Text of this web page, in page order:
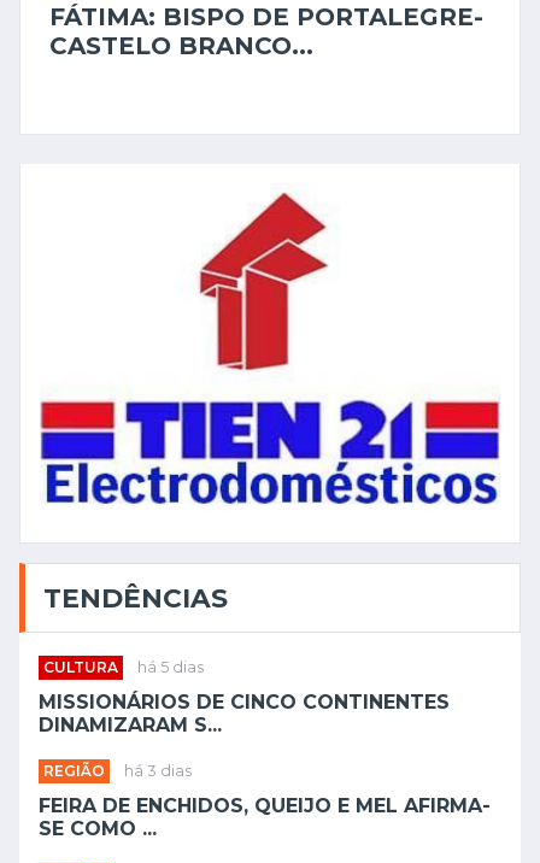
FÁTIMA: BISPO DE PORTALEGRE-
CASTELO BRANCO...
TENDÊNCIAS
CULTURA há 5 dias
MISSIONÁRIOS DE CINCO CONTINENTES
DINAMIZARAM S...
REGIÃO há 3 dias
FEIRA DE ENCHIDOS, QUEIJO E MEL AFIRMA-
SE COMO ...